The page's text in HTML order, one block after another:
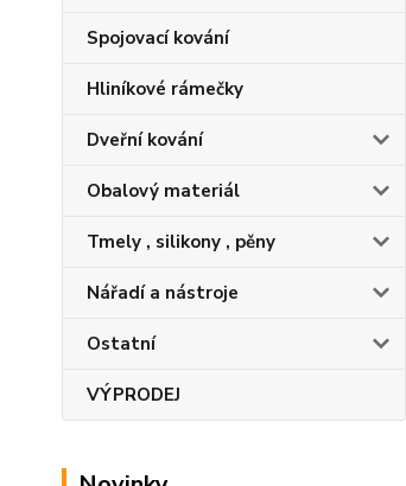
Spojovací kování
Hliníkové rámečky
Dveřní kování
Obalový materiál
Tmely , silikony , pěny
Nářadí a nástroje
Ostatní
VÝPRODEJ